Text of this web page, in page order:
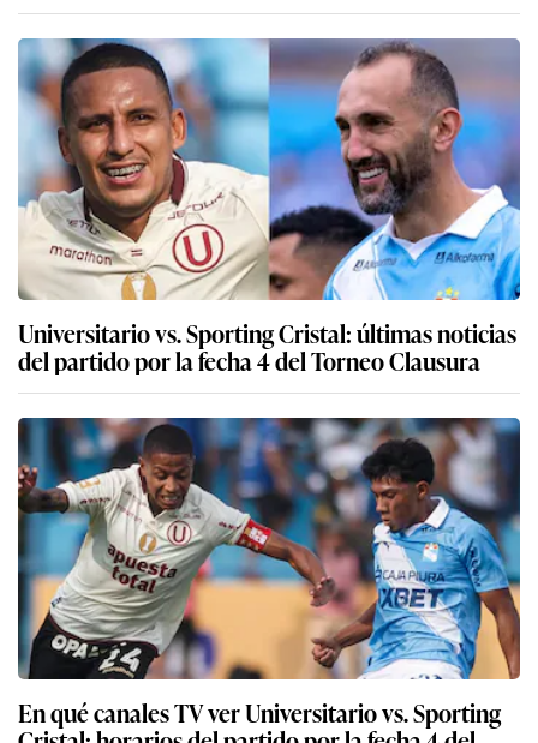
Universitario vs. Sporting Cristal: últimas noticias
del partido por la fecha 4 del Torneo Clausura
En qué canales TV ver Universitario vs. Sporting